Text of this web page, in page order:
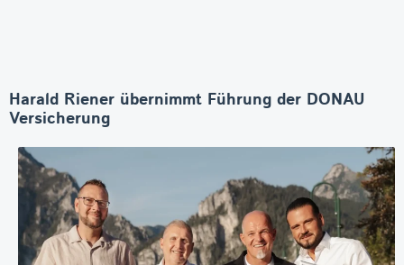
Harald Riener übernimmt Führung der DONAU
Versicherung